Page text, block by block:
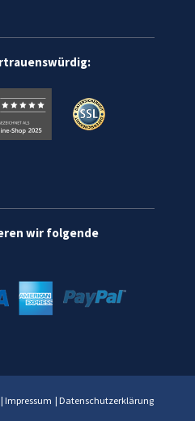
wir folgende
| Impressum | Datenschutzerklärung